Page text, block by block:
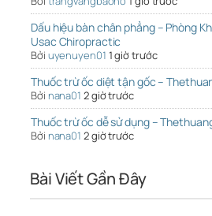
Dấu hiệu bàn chân phẳng – Phòng
Usac Chiropractic
Bởi uyenuyen01 1 giờ trước
Thuốc trừ ốc diệt tận gốc –
Bởi nana01 2 giờ trước
Thuốc trừ ốc dễ sử dụng –
Bởi nana01 2 giờ trước
Bài Viết Gần Đây